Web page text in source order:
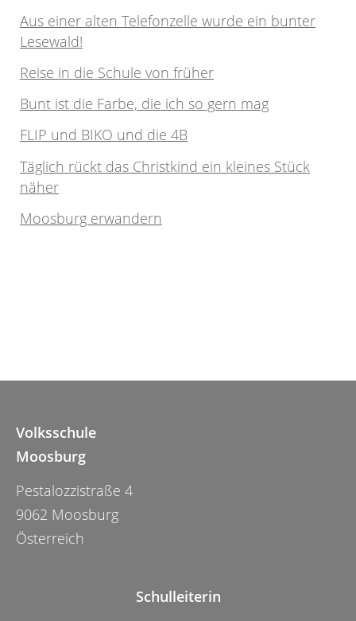
Aus einer alten Telefonzelle wurde ein bunter
Lesewald!
Reise in die Schule von früher
Bunt ist die Farbe, die ich so gern mag
FLIP und BIKO und die 4B
Täglich rückt das Christkind ein kleines Stück
näher
Moosburg erwandern
Volksschule
Moosburg
Pestalozzistraße 4
9062 Moosburg
Österreich
Schulleiterin